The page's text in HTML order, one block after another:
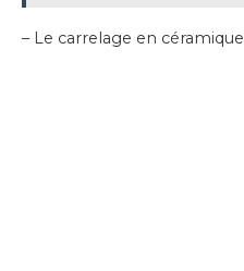
– Le carrelage en céramique